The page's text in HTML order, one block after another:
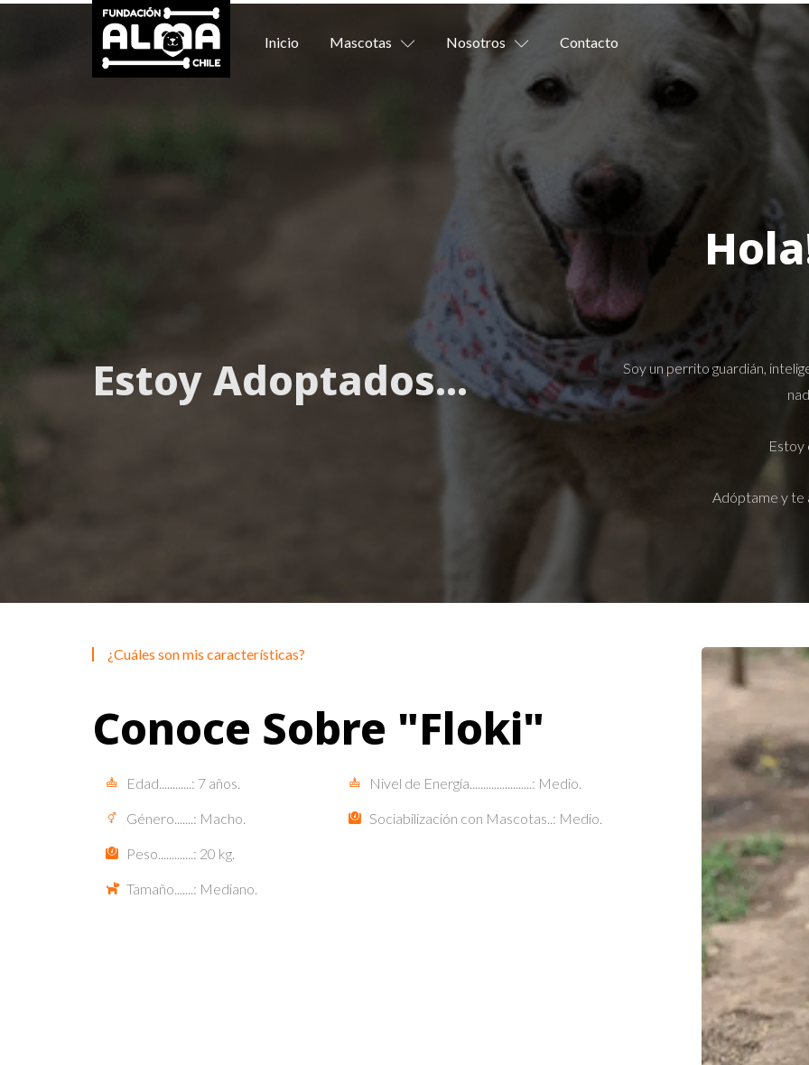
Inicio Mascotas Nosotros Contacto
EstoyAdoptados...
Soy un perrito guardián,
Estoy
Adóptame y te
¿Cuáles son mis características?
Conoce Sobre "Floki"
Edad............: 7 años.
Género.......: Macho.
Peso.............: 20 kg.
Tamaño.......: Mediano.
Nivel de Energía.......................: Medio.
Sociabilización con Mascotas..: Medio.